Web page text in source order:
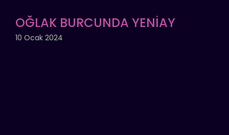
OĞLAK BURCUNDA YENİAY
10 Ocak 2024